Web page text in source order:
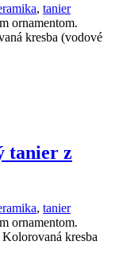
, tanier
ornamentom.
kresba (vodové
tanier z
, tanier
ornamentom.
kresba